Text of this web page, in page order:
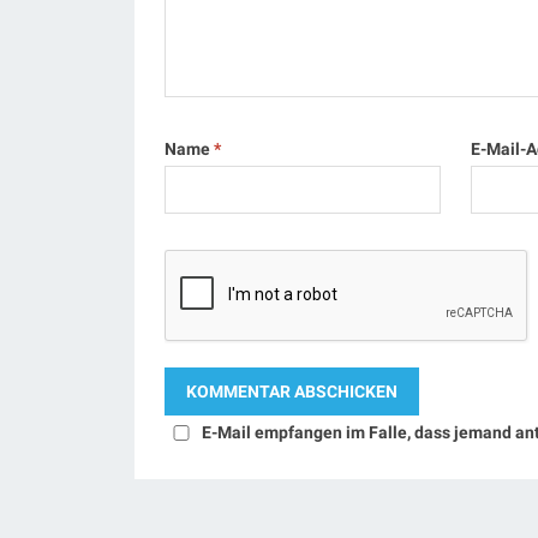
Name* E-Mail-
E-Mail empfangen im Falle, dass jemand